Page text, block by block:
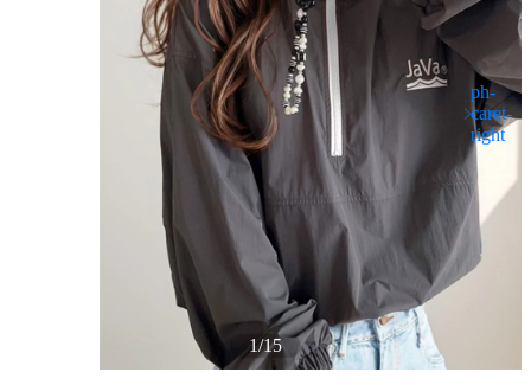
1/15